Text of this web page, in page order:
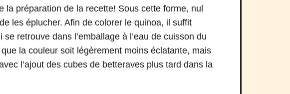
la préparation de la recette! Sous cette forme, nul
les éplucher. Afin de colorer le quinoa, il suffit
se retrouve dans l’emballage à l’eau de cuisson du
la couleur soit légèrement moins éclatante, mais
l’ajout des cubes de betteraves plus tard dans la